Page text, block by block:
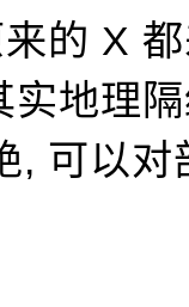
的 X
实地理
, 可以对